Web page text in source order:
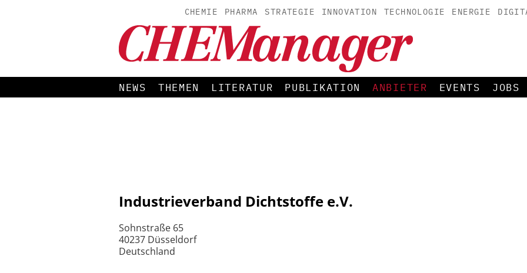
CHEMIE PHARMA STRATEGIE INNOVATION TECHNOLOGIE ENERGIE
NEWS THEMEN LITERATUR PUBLIKATION ANBIETER EVENTS JOBS
Industrieverband Dichtstoffe e.V.
Sohnstraße 65
40237 Düsseldorf
Deutschland